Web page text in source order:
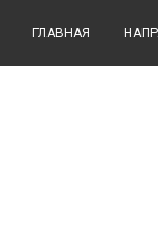
ГЛАВНАЯ